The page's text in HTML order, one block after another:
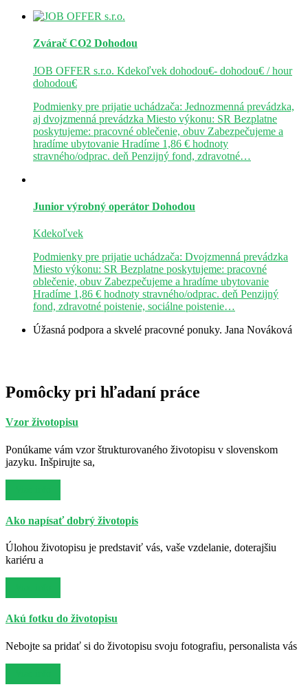
Zvárač CO2 Dohodou
JOB OFFER s.r.o. Kdekoľvek dohodou€- dohodou€ / hour
dohodou€
Podmienky pre prijatie uchádzača: Jednozmenná prevádzka,
aj dvojzmenná prevádzka Miesto výkonu: SR Bezplatne
poskytujeme: pracovné oblečenie, obuv Zabezpečujeme a
hradíme ubytovanie Hradíme 1,86 € hodnoty
stravného/odprac. deň Penzijný fond, zdravotné…
Junior výrobný operátor Dohodou
Kdekoľvek
Podmienky pre prijatie uchádzača: Dvojzmenná prevádzka
Miesto výkonu: SR Bezplatne poskytujeme: pracovné
oblečenie, obuv Zabezpečujeme a hradíme ubytovanie
Hradíme 1,86 € hodnoty stravného/odprac. deň Penzijný
fond, zdravotné poistenie, sociálne poistenie…
Úžasná podpora a skvelé pracovné ponuky. Jana Nováková
Pomôcky pri hľadaní práce
Vzor životopisu
Ponúkame vám vzor štrukturovaného životopisu v slovenskom
jazyku. Inšpirujte sa,
Ako napísať dobrý životopis
Úlohou životopisu je predstaviť vás, vaše vzdelanie, doterajšiu
kariéru a
Akú fotku do životopisu
Nebojte sa pridať si do životopisu svoju fotografiu, personalista vás